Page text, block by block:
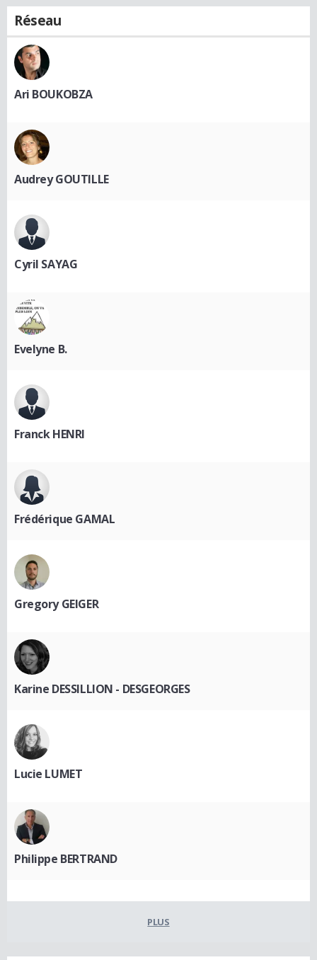
Réseau
Ari BOUKOBZA
Audrey GOUTILLE
Cyril SAYAG
Evelyne B.
Franck HENRI
Frédérique GAMAL
Gregory GEIGER
Karine DESSILLION - DESGEORGES
Lucie LUMET
Philippe BERTRAND
PLUS